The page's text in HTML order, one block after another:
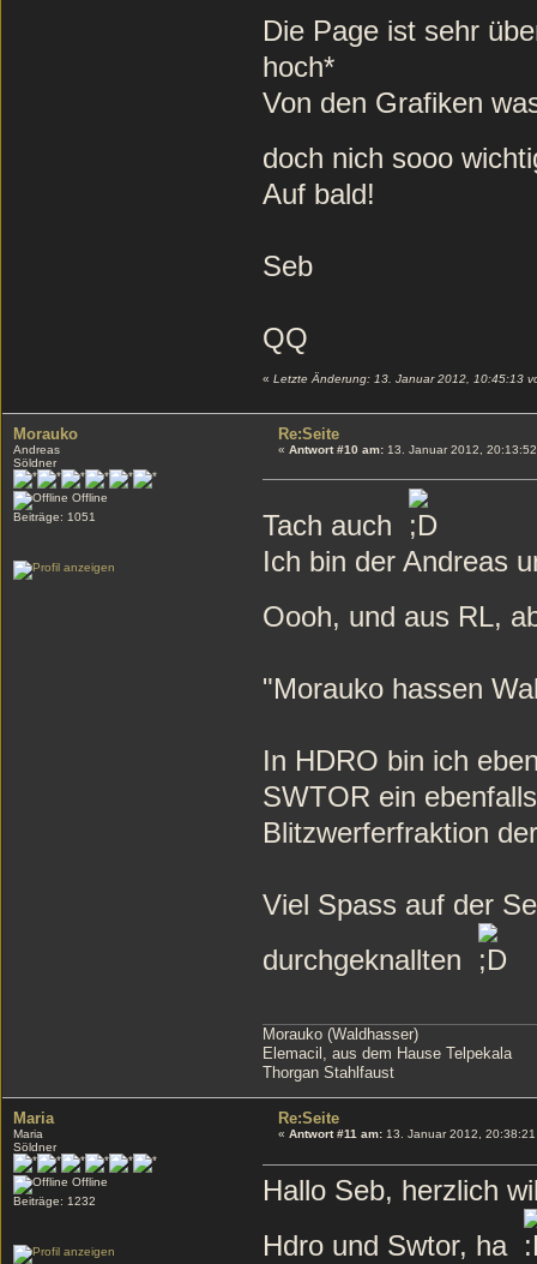
Die Page ist sehr
hoch*
Von den Grafiken
doch nich sooo
Auf bald!
Seb
QQ
«Letzte Änderung: 13. Januar 2012, 10:45:13
Morauko
Andreas
Söldner
Offline
Beiträge: 1051
Re:Seite
« Antwort #10 am:13. Januar 2012,
Tach auch
Ich bin der Andreas
Oooh, und aus RL,
"Morauko hassen
In HDRO bin ich
SWTOR ein
Blitzwerferfraktion
Viel Spass auf der
durchgeknallten
Morauko (Waldhasser)
Elemacil, aus dem Hause Telpekala
Thorgan Stahlfaust
Maria
Maria
Söldner
Offline
Beiträge: 1232
Re:Seite
« Antwort #11 am:13. Januar 2012, 20:38:21
Hallo Seb, herzlich
Hdro und Swtor, ha